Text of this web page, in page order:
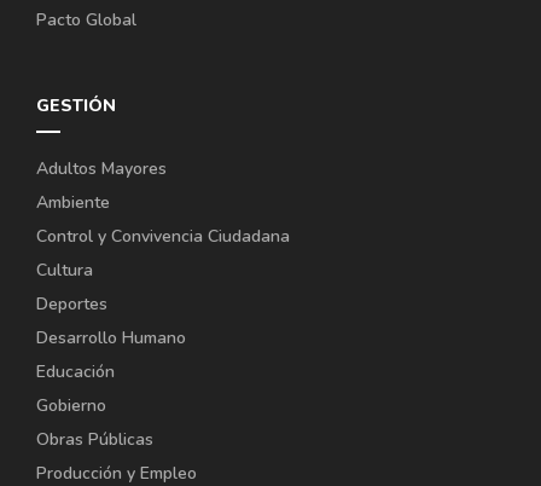
Pacto Global
GESTIÓN
Adultos Mayores
Ambiente
Control y Convivencia Ciudadana
Cultura
Deportes
Desarrollo Humano
Educación
Gobierno
Obras Públicas
Producción y Empleo